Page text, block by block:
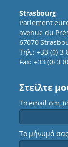
Strasbourg
Parlement
avenue du
67070
Τηλ.: +33 (0) 3
Fax: +33 (0) 3
Στείλτε
Το email σας
Το μήνυμά σας